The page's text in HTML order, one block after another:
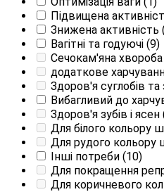
Підвищена
Знижена активність
Вагітні та годуючі (9)
Сечокам'яна хвороба
додаткове
Здоров'я суглобів та
Вибагливий до
Здоров'я зубів і ясен
Для білого кольору
Для рудого кольору
Інші потреби (10)
Для покращення
Для коричневого